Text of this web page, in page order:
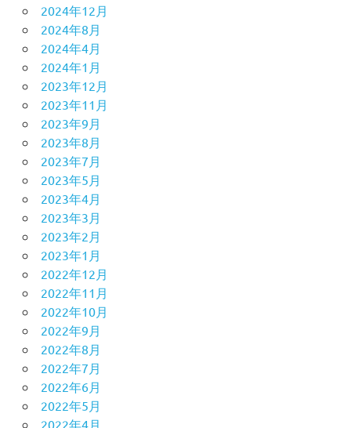
2024年12月
2024年8月
2024年4月
2024年1月
2023年12月
2023年11月
2023年9月
2023年8月
2023年7月
2023年5月
2023年4月
2023年3月
2023年2月
2023年1月
2022年12月
2022年11月
2022年10月
2022年9月
2022年8月
2022年7月
2022年6月
2022年5月
2022年4月